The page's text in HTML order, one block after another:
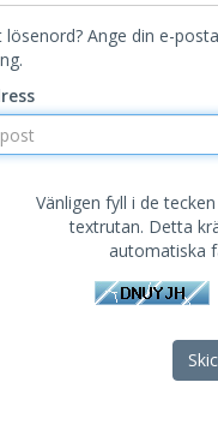
lösenord? Ange din e-
Vänligen fyll i de
textrutan. Detta
automatiska